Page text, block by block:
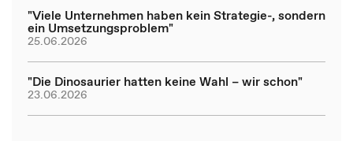
"Viele Unternehmen haben kein Strategie-, sondern
ein Umsetzungsproblem"
25.06.2026
"Die Dinosaurier hatten keine Wahl – wir schon"
23.06.2026